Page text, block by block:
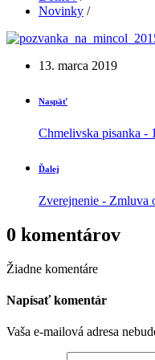
Novinky /
13. marca 2019
Naspäť
Chmelivska pisanka -
Ďalej
Zverejnenie - Zmluva
0 komentárov
Žiadne komentáre
Napísať komentár
Vaša e-mailová adresa